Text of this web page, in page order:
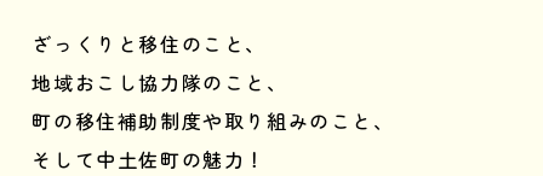
ざっくりと移住のこと、
地域おこし協力隊のこと、
町の移住補助制度や取り組みのこと、
そして中土佐町の魅力！